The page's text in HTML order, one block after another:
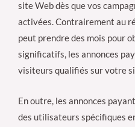
site Web dès que vos
activées. Contrairement au
peut prendre des mois pour
significatifs, les annonces
visiteurs qualifiés sur votre
En outre, les annonces
des utilisateurs spécifiques